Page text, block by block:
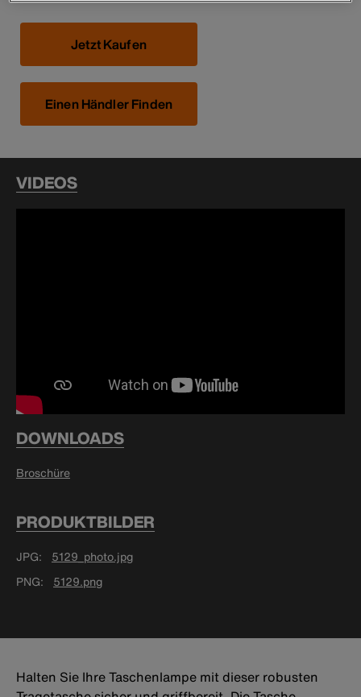
Jetzt Kaufen
Einen Händler Finden
VIDEOS
DOWNLOADS
Broschüre
PRODUKTBILDER
JPG
5129_photo.jpg
PNG
5129.png
Halten Sie Ihre Taschenlampe mit dieser robusten